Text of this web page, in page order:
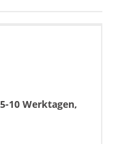
10 Werktagen,